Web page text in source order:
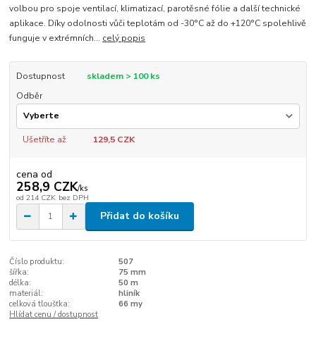
volbou pro spoje ventilací, klimatizací, parotěsné fólie a další technické
aplikace. Díky odolnosti vůči teplotám od -30°C až do +120°C spolehlivě
funguje v extrémních... celý popis
Dostupnost
skladem > 100 ks
Odběr
Ušetříte až 129,5 CZK
cena od
258,9 CZK/ks
od 214 CZK bez DPH
Přidat do košíku
Číslo produktu:
507
šířka:
75 mm
délka:
50 m
materiál:
hliník
celková tloušťka:
66 my
Hlídat cenu / dostupnost